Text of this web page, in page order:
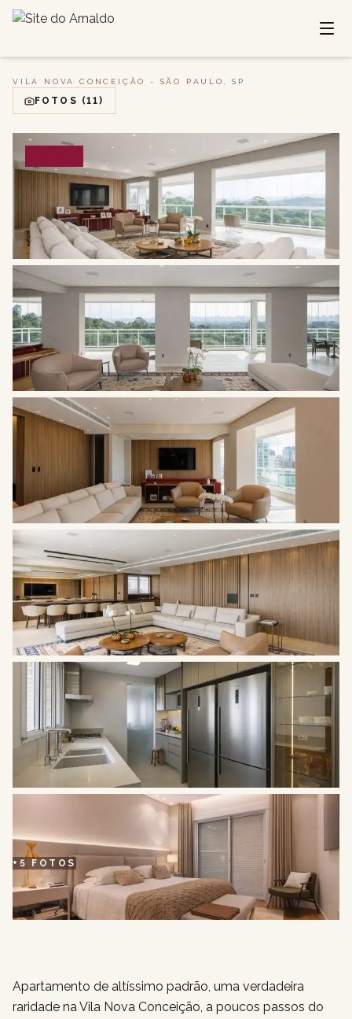
VILA NOVA CONCEIÇÃO - SÃO PAULO, SP
FOTOS (11)
+ 5 FOTOS
Apartamento de altíssimo padrão, uma verdadeira
raridade na Vila Nova Conceição, a poucos passos do